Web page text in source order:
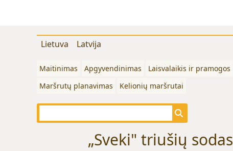
Lietuva Latvija
Maitinimas Apgyvendinimas Laisvalaikis ir pramogos
Maršrutų planavimas
Kelionių maršrutai
„Sveki" triušių sodas